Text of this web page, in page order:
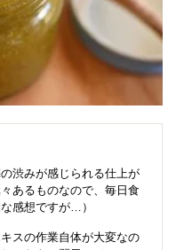
渋みが感じられる仕上が
あるものなので、毎日食
感想ですが…）
スの作業自体が大変なの